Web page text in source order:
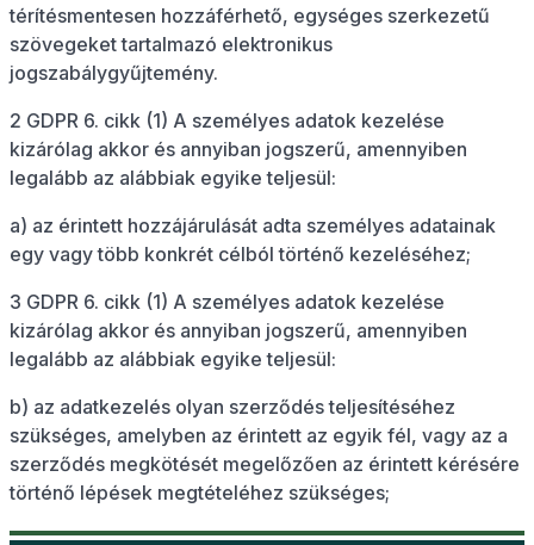
térítésmentesen hozzáférhető, egységes szerkezetű
szövegeket tartalmazó elektronikus
jogszabálygyűjtemény.
2 GDPR 6. cikk (1) A személyes adatok kezelése
kizárólag akkor és annyiban jogszerű, amennyiben
legalább az alábbiak egyike teljesül:
a) az érintett hozzájárulását adta személyes adatainak
egy vagy több konkrét célból történő kezeléséhez;
3 GDPR 6. cikk (1) A személyes adatok kezelése
kizárólag akkor és annyiban jogszerű, amennyiben
legalább az alábbiak egyike teljesül:
b) az adatkezelés olyan szerződés teljesítéséhez
szükséges, amelyben az érintett az egyik fél, vagy az a
szerződés megkötését megelőzően az érintett kérésére
történő lépések megtételéhez szükséges;